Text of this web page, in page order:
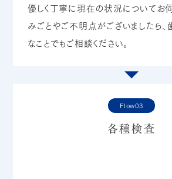
優しく丁寧に現在の状況についてお
みごとやご不明点がございましたら
なことでもご相談ください。
Flow03
各種検査